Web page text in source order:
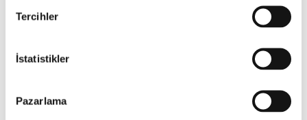
Tercihler
İstatistikler
Pazarlama
YÜZER PV SİSTEMLER
Yüzer Gövde
SERVİS